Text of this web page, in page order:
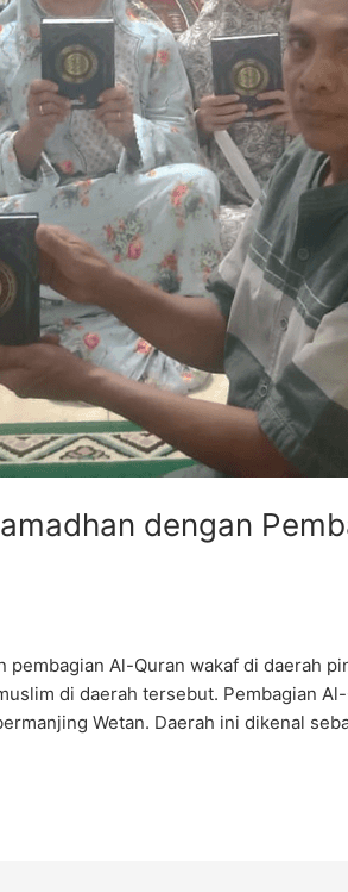
dengan
Al-Quran wakaf di daerah
di daerah tersebut. Pembagian
Wetan. Daerah ini dikenal